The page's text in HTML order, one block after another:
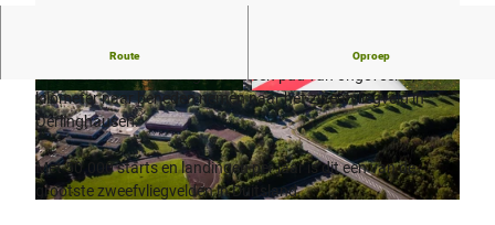
© Hoffmann © Stadt Lippe
Route Oproep
Zin in de ongewone combinatie van wandelen en vliegen?
kilometer naar beneden nemen naar het zweefvliegveld in
Oerlinghausen.
Met 50.000 starts en landingen per jaar is dit een van de
grootste zweefvliegvelden in Duitsland.